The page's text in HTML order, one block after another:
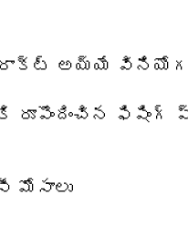
అయ్యే
ఫిషింగ్
మోసాలు